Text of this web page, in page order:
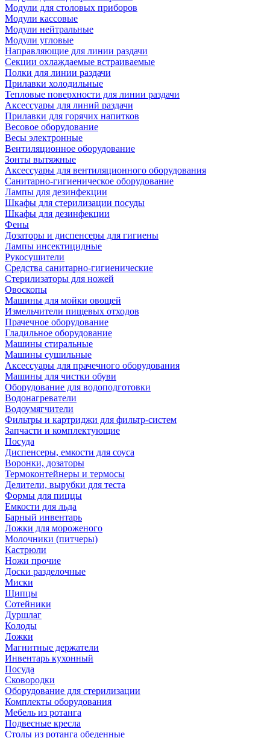
Модули для столовых приборов
Модули кассовые
Модули нейтральные
Модули угловые
Направляющие для линии раздачи
Секции охлаждаемые встраиваемые
Полки для линии раздачи
Прилавки холодильные
Тепловые поверхности для линии раздачи
Аксессуары для линий раздачи
Прилавки для горячих напитков
Весовое оборудование
Весы электронные
Вентиляционное оборудование
Зонты вытяжные
Аксессуары для вентиляционного оборудования
Санитарно-гигиеническое оборудование
Лампы для дезинфекции
Шкафы для стерилизации посуды
Шкафы для дезинфекции
Фены
Дозаторы и диспенсеры для гигиены
Лампы инсектицидные
Рукосушители
Средства санитарно-гигиенические
Стерилизаторы для ножей
Овоскопы
Машины для мойки овощей
Измельчители пищевых отходов
Прачечное оборудование
Гладильное оборудование
Машины стиральные
Машины сушильные
Аксессуары для прачечного оборудования
Машины для чистки обуви
Оборудование для водоподготовки
Водонагреватели
Водоумягчители
Фильтры и картриджи для фильтр-систем
Запчасти и комплектующие
Посуда
Диспенсеры, емкости для соуса
Воронки, дозаторы
Термоконтейнеры и термосы
Делители, вырубки для теста
Формы для пиццы
Емкости для льда
Барный инвентарь
Ложки для мороженого
Молочники (питчеры)
Кастрюли
Ножи прочие
Доски разделочные
Миски
Щипцы
Сотейники
Дуршлаг
Колоды
Ложки
Магнитные держатели
Инвентарь кухонный
Посуда
Сковородки
Оборудование для стерилизации
Комплекты оборудования
Мебель из ротанга
Подвесные кресла
Столы из ротанга обеденные